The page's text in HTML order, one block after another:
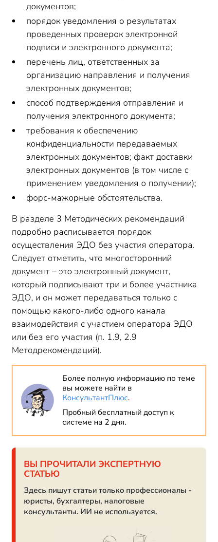
документов;
порядок уведомления о результатах
проведенных проверок электронной
подписи и электронного документа;
перечень лиц, ответственных за
организацию направления и получения
электронных документов;
способ подтверждения отправления и
получения электронного документа;
требования к обеспечению
конфиденциальности передаваемых
электронных документов; факт доставки
электронных документов (в том числе с
применением уведомления о получении);
форс-мажорные обстоятельства.
В разделе 3 Методических рекомендаций
подробно расписывается порядок
осуществления ЭДО без участия оператора.
Следует отметить, что многосторонний
документ – это электронный документ,
который подписывают три и более участника
ЭДО, и он может передаваться только с
помощью какого-либо одного канала
взаимодействия с участием оператора ЭДО
или без его участия (п. 1.9, 2.9
Методрекомендаций).
Более полную информацию по теме
вы можете найти в
КонсультантПлюс.
Пробный бесплатный доступ к
системе на 2 дня.
ВЫ ПРОЧИТАЛИ ЭКСПЕРТНУЮ
СТАТЬЮ
Здесь пишут статьи только профессионалы -
юристы, бухгалтеры, налоговые
консультанты. ИИ не используется.